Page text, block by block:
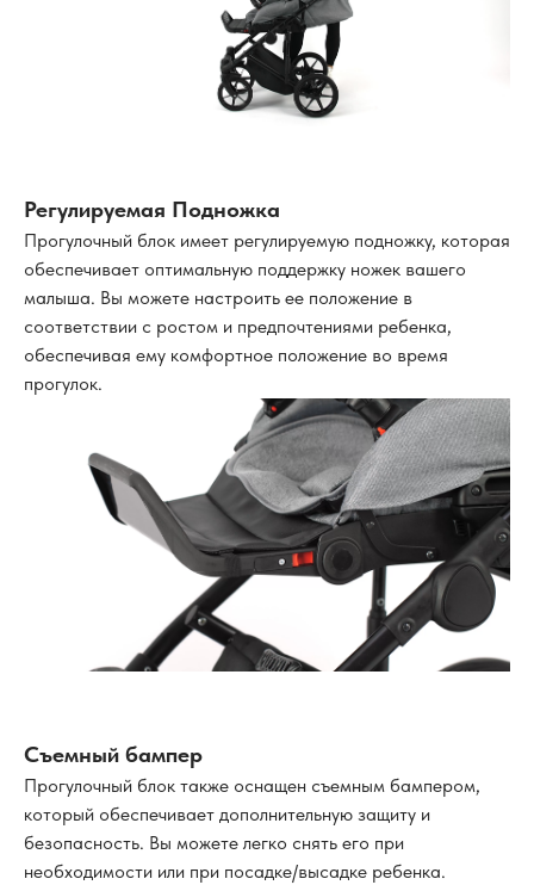
Регулируемая Подножка
Прогулочный блок имеет регулируемую подножку, которая
обеспечивает оптимальную поддержку ножек вашего
малыша. Вы можете настроить ее положение в
соответствии с ростом и предпочтениями ребенка,
обеспечивая ему комфортное положение во время
прогулок.
Съемный бампер
Прогулочный блок также оснащен съемным бампером,
который обеспечивает дополнительную защиту и
безопасность. Вы можете легко снять его при
необходимости или при посадке/высадке ребенка.